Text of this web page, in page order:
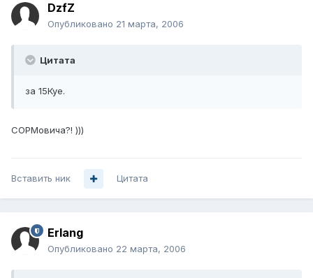
DzfZ
Опубликовано 21 марта, 2006
Цитата
за 15Куе.
СОРМовича?! )))
Вставить ник Цитата
Erlang
Опубликовано 22 марта, 2006